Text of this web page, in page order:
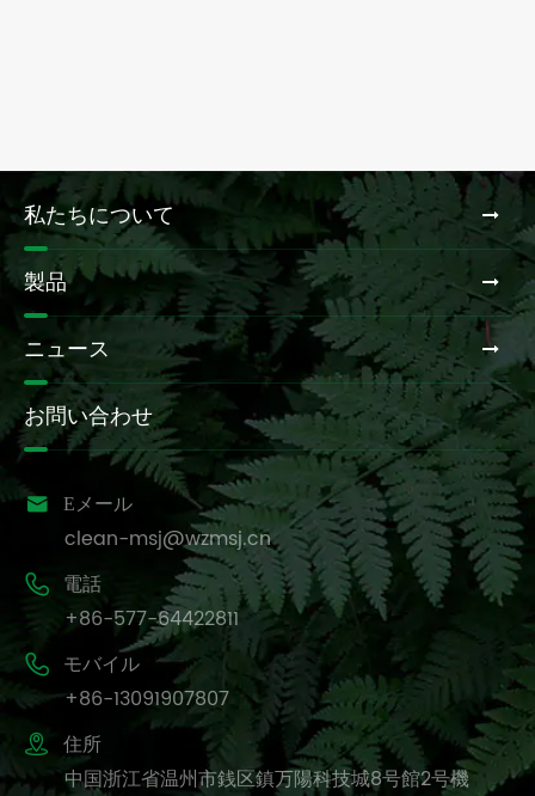
私たちについて
製品
ニュース
お問い合わせ
 Eメール
clean-msj@wzmsj.cn
 電話
+86-577-64422811
 モバイル
+86-13091907807
 住所
中国浙江省温州市銭区鎮万陽科技城8号館2号機